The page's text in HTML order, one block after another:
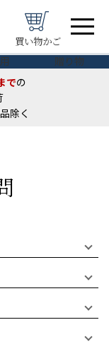
買い物かご
贈り物
での
除く